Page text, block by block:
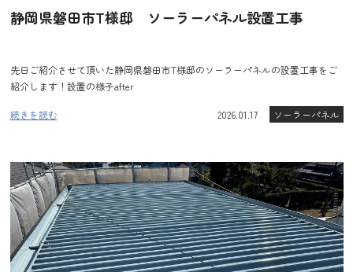
静岡県磐田市T様邸 ソーラーパネル設置工事
先日ご紹介させて頂いた静岡県磐田市T様邸のソーラーパネルの設置工事をご
紹介します！設置の様子after
続きを読む 2026.01.17 ソーラーパネル